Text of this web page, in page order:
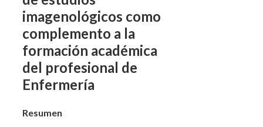
imagenológicos como
complemento a la
formación académica
del profesional de
Enfermería
Resumen